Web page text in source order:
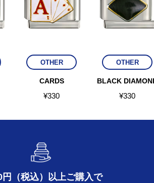
OTHER
CARDS
¥330
OTHER
BLACK
¥330
円（税込）以上ご購入で